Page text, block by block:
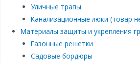
Уличные трапы
Канализационные люки (товар
Материалы защиты и укрепления
Газонные решетки
Садовые бордюры